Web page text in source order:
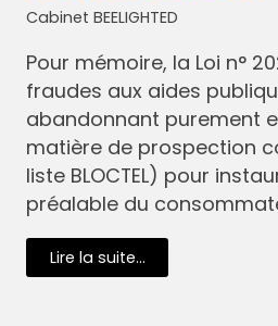
Cabinet BEELIGHTED
Pour mémoire, la Loi n°
fraudes aux aides
abandonnant purement
matière de prospection
liste BLOCTEL) pour
préalable du
Lire la suite...